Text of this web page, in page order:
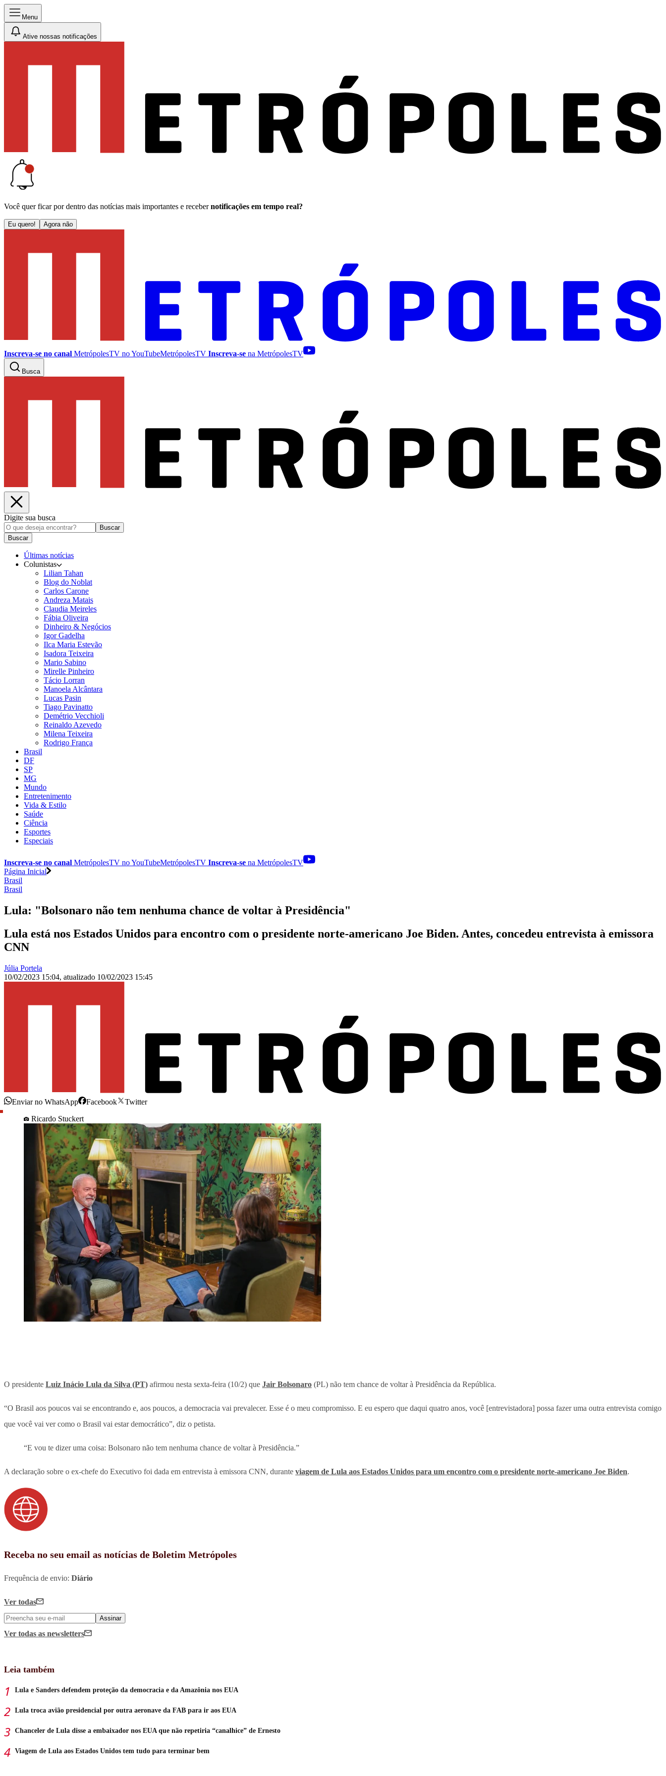
Menu
Ative nossas notificações
Você quer ficar por dentro das notícias mais importantes e receber notificações em tempo real?
Eu quero! Agora não
Inscreva-se no canal MetrópolesTV noYouTubeMetrópolesTV Inscreva-se na MetrópolesTV
Busca
Digite sua busca
Buscar
Buscar
Últimas notícias
Colunistas
Lilian Tahan
Blog do Noblat
Carlos Carone
Andreza Matais
Claudia Meireles
Fábia Oliveira
Dinheiro & Negócios
Igor Gadelha
Ilca Maria Estevão
Isadora Teixeira
Mario Sabino
Mirelle Pinheiro
Tácio Lorran
Manoela Alcântara
Lucas Pasin
Tiago Pavinatto
Demétrio Vecchioli
Reinaldo Azevedo
Milena Teixeira
Rodrigo França
Brasil
DF
SP
MG
Mundo
Entretenimento
Vida & Estilo
Saúde
Ciência
Esportes
Especiais
Inscreva-se no canal MetrópolesTV noYouTubeMetrópolesTV Inscreva-se na MetrópolesTV
Página Inicial
Brasil
Brasil
Lula: "Bolsonaro não tem nenhuma chance de voltar à Presidência"
Lula está nos Estados Unidos para encontro com o presidente norte-americano Joe Biden. Antes, concedeu entrevista à emissora
CNN
Júlia Portela
10/02/2023 15:04, atualizado 10/02/2023 15:45
Enviar no WhatsApp Facebook
Twitter
Ricardo Stuckert
O presidente Luiz Inácio Lula da Silva (PT) afirmou nesta sexta-feira (10/2) que Jair Bolsonaro (PL) não tem chance de voltar à Presidência da República.
“O Brasil aos poucos vai se encontrando e, aos poucos, a democracia vai prevalecer. Esse é o meu compromisso. E eu espero que daqui quatro anos, você [entrevistadora] possa fazer uma outra entrevista comigo
que você vai ver como o Brasil vai estar democrático”, diz o petista.
“E vou te dizer uma coisa: Bolsonaro não tem nenhuma chance de voltar à Presidência.”
A declaração sobre o ex-chefe do Executivo foi dada em entrevista à emissora CNN, durante viagem de Lula aos Estados Unidos para um encontro com o presidente norte-americano Joe Biden.
Receba no seu email as notícias de Boletim Metrópoles
Frequência de envio: Diário
Ver todas
Assinar
Ver todas as newsletters
Leia também
Lula e Sanders defendem proteção da democracia e da Amazônia nos EUA
Lula troca avião presidencial por outra aeronave da FAB para ir aos EUA
Chanceler de Lula disse a embaixador nos EUA que não repetiria “canalhice” de Ernesto
Viagem de Lula aos Estados Unidos tem tudo para terminar bem